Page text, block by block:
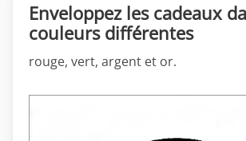
Enveloppez les cadeaux
couleurs différentes
rouge, vert, argent et or.